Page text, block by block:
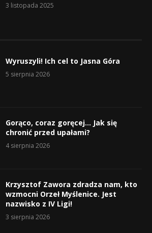
3 listopada 2025
Wyruszyli! Ich cel to Jasna Góra
5 sierpnia 2026
Gorąco, coraz goręcej… Jak się
chronić przed upałami?
4 sierpnia 2026
Krzysztof Zawora zdradza nam, kto
wzmocni Orzeł Myślenice. Jest
nazwisko z IV Ligi!
3 sierpnia 2026